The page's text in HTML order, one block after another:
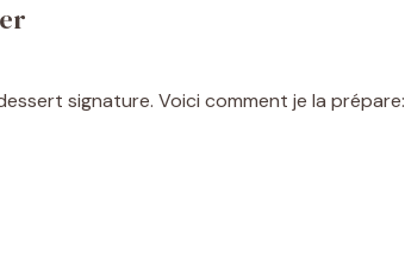
signature. Voici comment je la prépare: